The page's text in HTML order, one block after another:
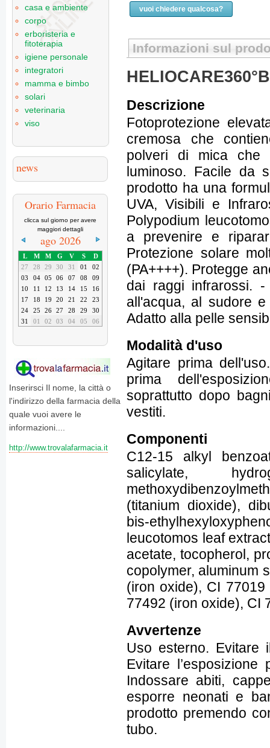
casa e ambiente
corpo
erboristeria e
fitoterapia
igiene personale
integratori
mamma e bimbo
solari
veterinaria
viso
news
Orario Farmacia
clicca sul giorno per avere
maggiori dettagli
ago 2026
L M M G V S
D
27
28 29 30 31 01
02
03
04 05 06 07 08
09
10
11 12 13 14 15
16
17
18 19 20 21 22
23
24
25 26 27 28 29
30
31
01 02 03 04 05 06
Inserirsci Il nome, la città o
l'indirizzo della farmacia della
quale vuoi avere le
informazioni....
http://www.trovalafarmacia.it
vuoi chiedere qualcosa?
Informazioni sul
Descrizione
Fotoprotezione
cremosa che
polveri di mica che
luminoso. Facile da
prodotto ha una
UVA, Visibili e
Polypodium
a prevenire e
Protezione solare
(PA++++). Protegge
dai raggi infrarossi.
all'acqua, al sudore
Adatto alla pelle
Modalità d'uso
Agitare prima
prima
soprattutto dopo
vestiti.
Componenti
C12-15 alkyl
salicylate,
(titanium dioxide),
bis-
leucotomos leaf
acetate, tocopherol,
copolymer, aluminum
(iron oxide), CI
77492 (iron oxide), CI
Avvertenze
Uso esterno. Evitare
Evitare
Indossare abiti,
esporre neonati e
prodotto premendo
tubo.